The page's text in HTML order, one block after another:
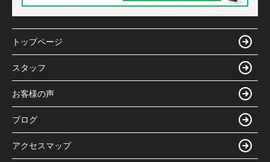
トップページ
スタッフ
お客様の声
ブログ
アクセスマップ